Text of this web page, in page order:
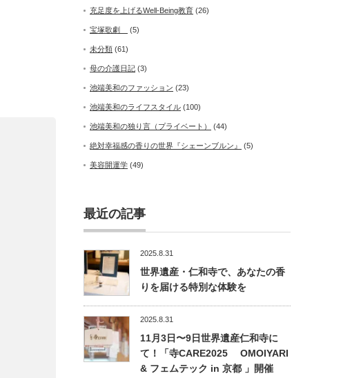
充足度を上げるWell-Being教育 (26)
宝塚歌劇 (5)
未分類 (61)
母の介護日記 (3)
池端美和のファッション (23)
池端美和のライフスタイル (100)
池端美和の独り言（プライベート） (44)
絶対幸福感の香りの世界『シェーンブルン』 (5)
美容開運学 (49)
最近の記事
2025.8.31
世界遺産・仁和寺で、あなたの香
りを届ける特別な体験を
2025.8.31
11月3日〜9日世界遺産仁和寺に
て！「寺CARE2025 OMOIYARI
& フェムテック in 京都 」開催